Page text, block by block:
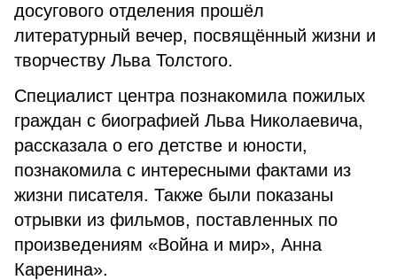
досугового отделения прошёл
литературный вечер, посвящённый жизни и
творчеству Льва Толстого.
Специалист центра познакомила пожилых
граждан с биографией Льва Николаевича,
рассказала о его детстве и юности,
познакомила с интересными фактами из
жизни писателя. Также были показаны
отрывки из фильмов, поставленных по
произведениям «Война и мир», Анна
Каренина».